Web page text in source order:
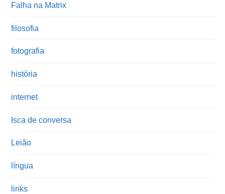
Falha na Matrix
filosofia
fotografia
história
internet
Isca de conversa
Leião
língua
links